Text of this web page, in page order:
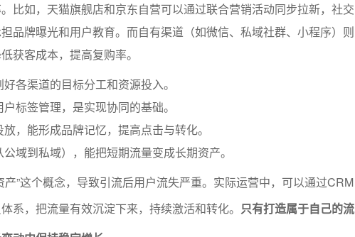
比如，天猫旗舰店和京东自营可以通过联合营销活动同步拉新，社交
品牌曝光和用户教育。而自有渠道（如微信、私域社群、小程序）则
获客成本，提高复购率。
各渠道的目标分工和资源投入。
标签管理，是实现协同的基础。
，能形成品牌记忆，提高点击与转化。
域到私域），能把短期流量变成长期资产。
产”这个概念，导致引流后用户流失严重。实际运营中，可以通过CRM
系，把流量有效沉淀下来，持续激活和转化。 只有打造属于自己的流